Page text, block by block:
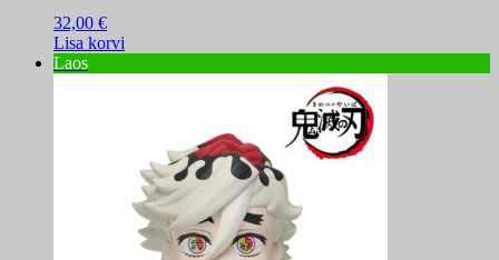
32,00 €
Lisa korvi
Laos